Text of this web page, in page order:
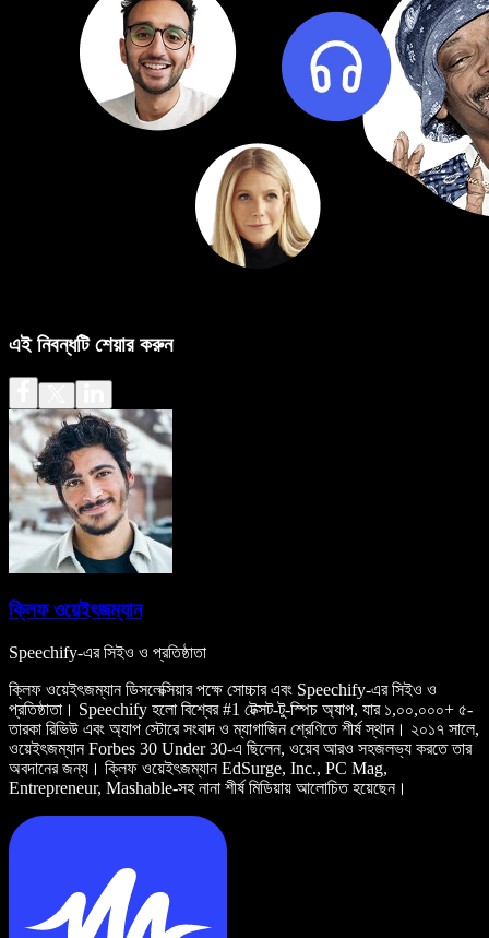
এই নিবন্ধটি শেয়ার করুন
ক্লিফ ওয়েইৎজম্যান
Speechify-এর সিইও ও প্রতিষ্ঠাতা
ক্লিফ ওয়েইৎজম্যান ডিসলেক্সিয়ার পক্ষে সোচ্চার এবং Speechify-এর সিইও ও
প্রতিষ্ঠাতা। Speechify হলো বিশ্বের #1 টেক্সট-টু-স্পিচ অ্যাপ, যার ১,০০,০০০+ ৫-
তারকা রিভিউ এবং অ্যাপ স্টোরে সংবাদ ও ম্যাগাজিন শ্রেণিতে শীর্ষ স্থান। ২০১৭ সালে,
ওয়েইৎজম্যান Forbes 30 Under 30-এ ছিলেন, ওয়েব আরও সহজলভ্য করতে তার
অবদানের জন্য। ক্লিফ ওয়েইৎজম্যান EdSurge, Inc., PC Mag,
Entrepreneur, Mashable-সহ নানা শীর্ষ মিডিয়ায় আলোচিত হয়েছেন।